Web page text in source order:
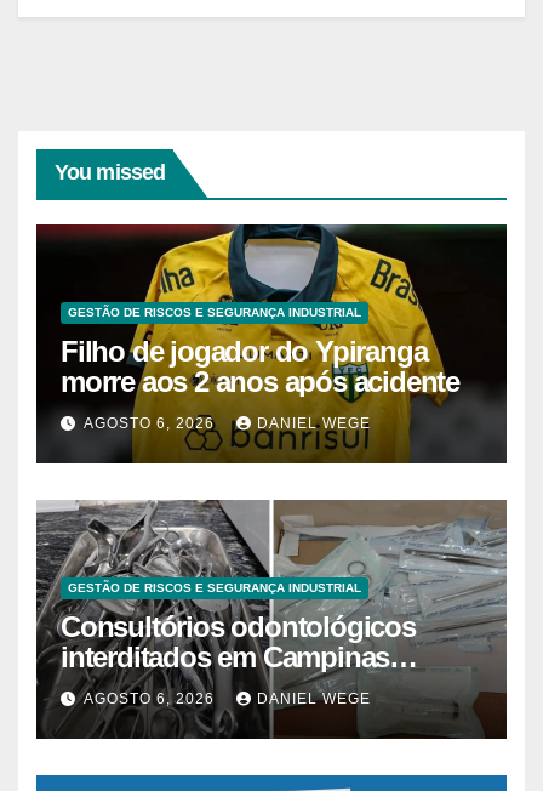
You missed
GESTÃO DE RISCOS E SEGURANÇA INDUSTRIAL
Filho de jogador do Ypiranga
morre aos 2 anos após acidente
AGOSTO 6, 2026 DANIEL WEGE
GESTÃO DE RISCOS E SEGURANÇA INDUSTRIAL
Consultórios odontológicos
interditados em Campinas
superam 2025
AGOSTO 6, 2026 DANIEL WEGE